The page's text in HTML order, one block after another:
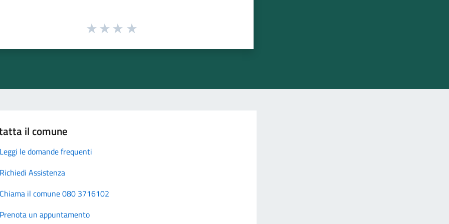
il comune
Leggi le domande frequenti
Richiedi Assistenza
Chiama il comune 080 3716102
Prenota un appuntamento